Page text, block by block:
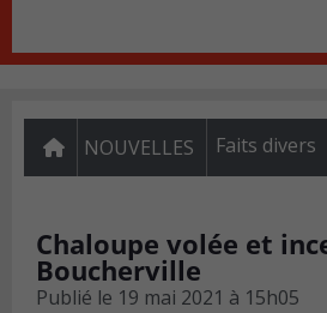
NOUVELLES Faits divers
Chaloupe volée et
Boucherville
Publié le 19 mai 2021 à 15h05